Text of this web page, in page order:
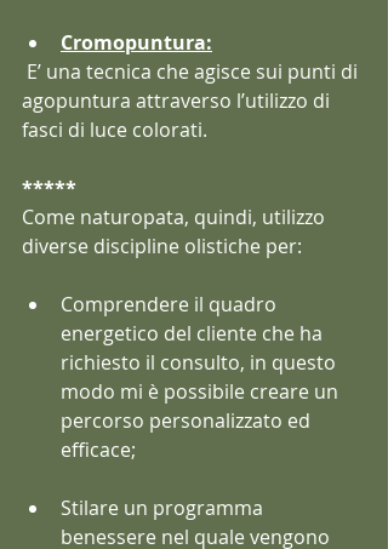
Cromopuntura:
agopuntura attraverso l’utilizzo di
fasci di luce colorati.
*****
Come naturopata, quindi, utilizzo
diverse discipline olistiche per:
Comprendere il quadro
energetico del cliente che ha
richiesto il consulto, in questo
modo mi è possibile creare un
percorso personalizzato ed
efficace;
Stilare un programma
benessere nel quale vengono